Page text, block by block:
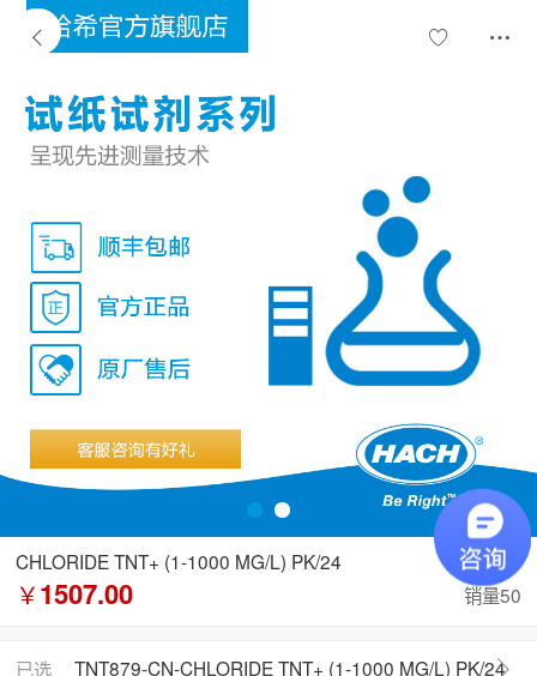
CHLORIDE TNT+ (1-1000 MG/L) PK/24
销量50
￥1507.00
已选 TNT879-CN-CHLORIDE TNT+ (1-1000 MG/L) PK/24